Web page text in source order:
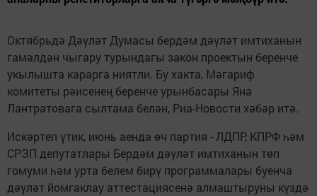
Октябрьдә Дәүләт Думасы бердәм дәүләт имтиханын
гамәлдән чыгару турындагы закон проектын беренче
укылышта карарга ниятли. Бу хакта, Мәгариф
комитеты рәисенең беренче урынбасары Яна
Лантратовага сылтама белән, Риа-Новости хәбәр итә.
Искәртеп үтик, июнь аенда өч партия - ЛДПР, КПРФ һәм
СРЗП депутатлары Бердәм дәүләт имтиханын төп
гомуми һәм урта белем бирү программалары буенча
дәүләт йомгаклау аттестациясенә алмаштыруны күздә